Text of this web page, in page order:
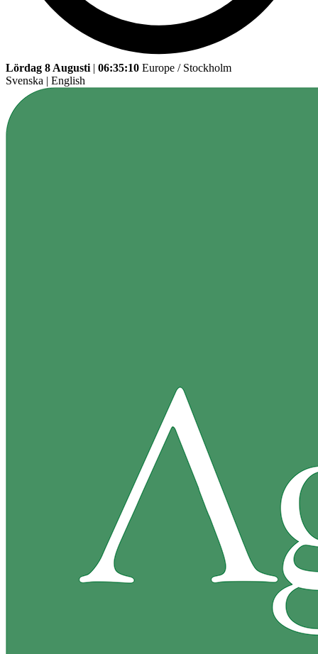
Lördag 8 Augusti | 06:35:10 Europe / Stockholm
Svenska | English